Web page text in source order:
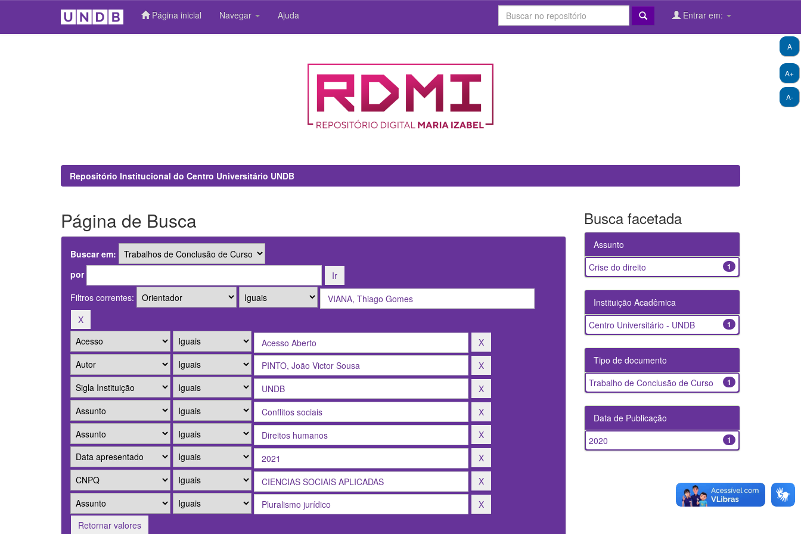
Página inicial Navegar Ajuda Entrar em:
A+
A-
A
Repositório Institucional do Centro Universitário UNDB
Página de Busca
Buscar em:
por
Filtros correntes:
Retornar valores
Busca facetada
Assunto
1
Crise do direito
Instituição Acadêmica
1
Centro Universitário - UNDB
Tipo de documento
1
Trabalho de Conclusão de Curso
Data de Publicação
1
2020